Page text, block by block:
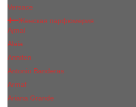
Versace
Женская парфюмерия
Ajmal
Alaia
Annifen
Antonio Banderas
Armaf
Ariana Grande